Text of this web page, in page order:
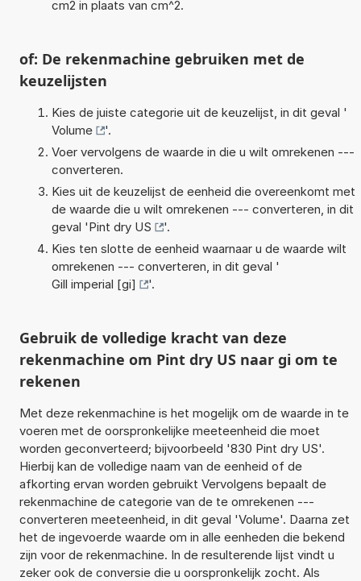
cm2 in plaats van cm^2.
of: De rekenmachine gebruiken met de
keuzelijsten
Kies de juiste categorie uit de keuzelijst, in dit geval '
Volume
'.
Voer vervolgens de waarde in die u wilt omrekenen ---
converteren.
Kies uit de keuzelijst de eenheid die overeenkomt met
de waarde die u wilt omrekenen --- converteren, in dit
geval 'Pint dry US
'.
Kies ten slotte de eenheid waarnaar u de waarde wilt
omrekenen --- converteren, in dit geval '
Gill imperial [gi]
'.
Gebruik de volledige kracht van deze
rekenmachine om Pint dry US naar gi om te
rekenen
Met deze rekenmachine is het mogelijk om de waarde in te
voeren met de oorspronkelijke meeteenheid die moet
worden geconverteerd; bijvoorbeeld '830 Pint dry US'.
Hierbij kan de volledige naam van de eenheid of de
afkorting ervan worden gebruikt Vervolgens bepaalt de
rekenmachine de categorie van de te omrekenen ---
converteren meeteenheid, in dit geval 'Volume'. Daarna zet
het de ingevoerde waarde om in alle eenheden die bekend
zijn voor de rekenmachine. In de resulterende lijst vindt u
zeker ook de conversie die u oorspronkelijk zocht. Als